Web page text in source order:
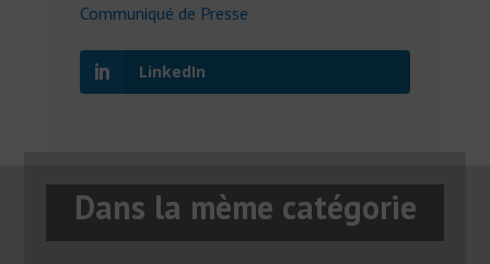
Communiqué de Presse
LinkedIn
Dans la mème catégorie